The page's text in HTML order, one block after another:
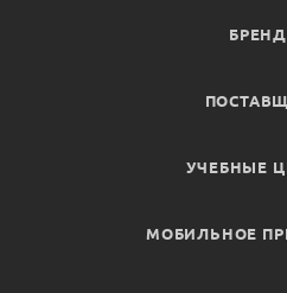
УЧЕБНЫЕ
МОБИЛЬНОЕ